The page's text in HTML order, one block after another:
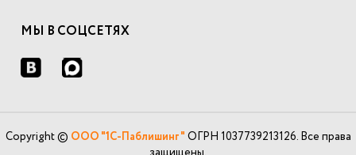
МЫ В СОЦСЕТЯХ
Copyright © ООО "1С-Паблишинг" ОГРН 1037739213126. Все права